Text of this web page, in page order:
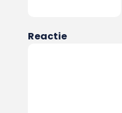
Reactie